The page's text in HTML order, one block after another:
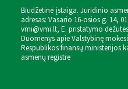
Biudžetinė įstaiga. Juridinio
adresas: Vasario 16-osios g. 14,
vmi@vmi.lt, E. pristatymo
Duomenys apie Valstybinę
Respublikos finansų ministerijos
asmenų registre